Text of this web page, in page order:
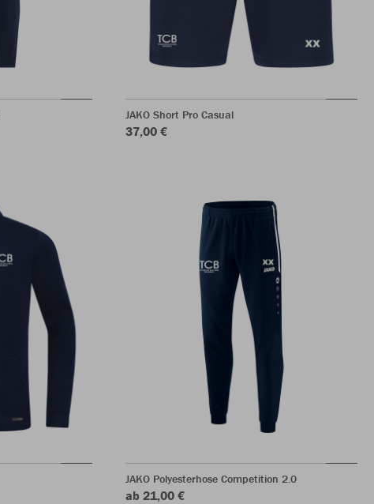
JAKO Short Pro Casual
37,00 €
JAKO Polyesterhose Competition 2.0
ab 21,00 €